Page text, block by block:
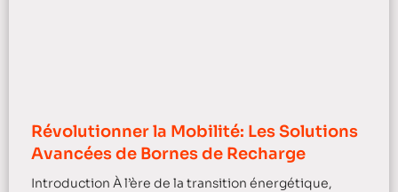
Révolutionner la Mobilité: Les Solutions
Avancées de Bornes de Recharge
Introduction À l’ère de la transition énergétique,